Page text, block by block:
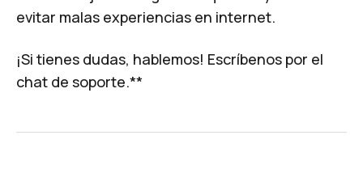
evitar malas experiencias en internet.
¡Si tienes dudas, hablemos! Escríbenos por el
chat de soporte.**